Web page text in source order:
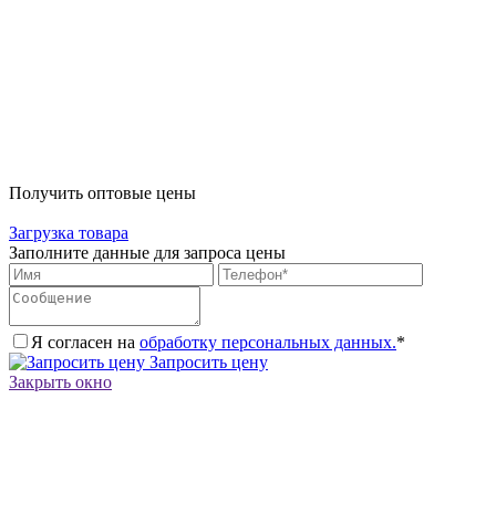
Получить оптовые цены
Загрузка товара
Заполните данные для запроса цены
Я согласен на обработку персональных данных.*
Запросить цену
Закрыть окно